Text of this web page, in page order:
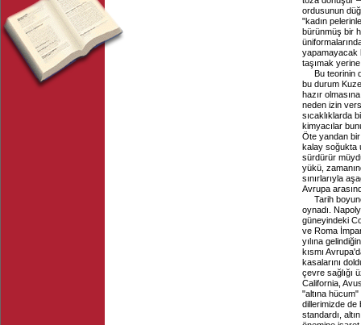
ordusunun
"kadın
bürünmüş bir
yapamayacak
taşımak
Bu teorinin
bu durum
hazır
neden izin
sıcaklıklarda
kimyacılar
Öte yandan
kalay soğukta
sürdürür
yükü,
sınırlarıyla
Avrupa
Tarih
oynadı.
güneyindeki
ve Roma
yılına
kısmı
kasalarını
çevre sağlığı
California,
"altına
dillerimizde de
standardı,